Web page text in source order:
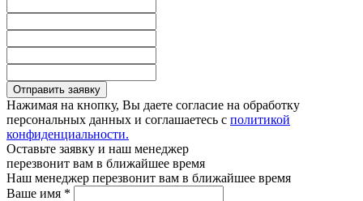
Отправить заявку
Нажимая на кнопку, Вы даете согласие на обработку
персональных данных и соглашаетесь с политикой
конфиденциальности.
Оставьте заявку и наш менеджер
перезвонит вам в ближайшее время
Наш менеджер перезвонит вам в ближайшее время
Ваше имя *